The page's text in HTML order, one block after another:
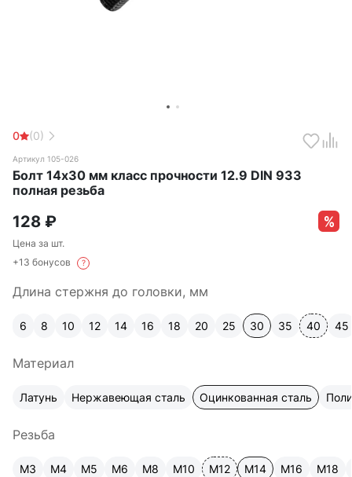
0 (0)
Артикул 105-026
Болт 14х30 мм класс прочности 12.9 DIN 933
полная резьба
128 ₽
Цена за шт.
+13 бонусов
?
Длина стержня до головки, мм
6 8 10 12 14 16 18 20 25 30 35 40 45
Материал
Латунь Нержавеющая сталь Оцинкованная сталь
Резьба
М3 М4 М5 М6 М8 М10 М12 М14 М16 М18